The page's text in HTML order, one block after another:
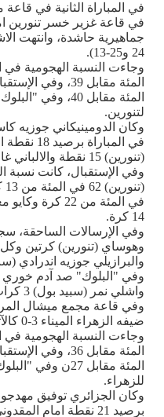
في المباراة الثانية في قاعة
24 و25-13).
لتنورين.
وكان الدومينيكاني
في
(تنورين) 15 نقطة والالباني غازمند هوساي (تنورين) 12 نقطة.
وفي الإستقبال، كانت نسبة
14 كرة.
وهوساي (تنورين) كرتين
والبرازيلي جوزيه اندرادي
واشلي نمر (سبيد بول) 3 كرات.
وفي قاعة مجمع ميشال
ضيفه الزهراء الميناء 3-0 كالآتي: (25-20 و25-21 و26-24).
للزهراء.
وكان الجزائري توفيق